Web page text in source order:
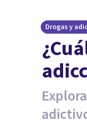
Drogas y